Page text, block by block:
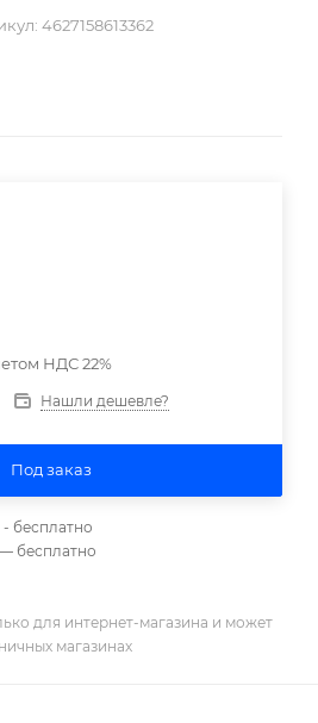
4627158613362
НДС 22%
Нашли дешевле?
Под заказ
бесплатно
бесплатно
для интернет-магазина и может
магазинах